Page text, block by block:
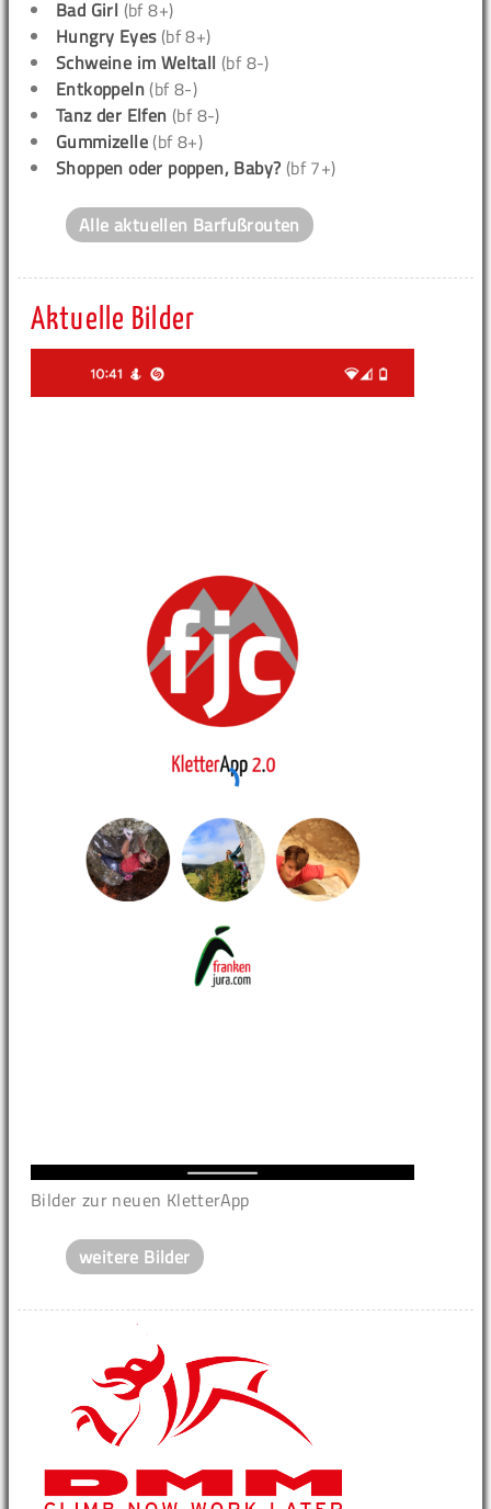
Bad Girl (bf 8+)
Hungry Eyes(bf 8+)
Schweine im Weltall (bf 8-)
Entkoppeln (bf 8-)
Tanz der Elfen (bf 8-)
Gummizelle (bf 8+)
Shoppen oder poppen, Baby? (bf 7+)
Alle aktuellen Barfußrouten
Aktuelle Bilder
Bilder zur neuen KletterApp
weitere Bilder